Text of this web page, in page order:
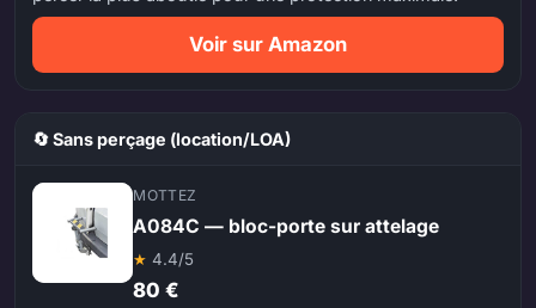
Voir sur Amazon
🔄 Sans perçage (location/LOA)
MOTTEZ
A084C — bloc-porte sur attelage
★ 4.4/5
80 €